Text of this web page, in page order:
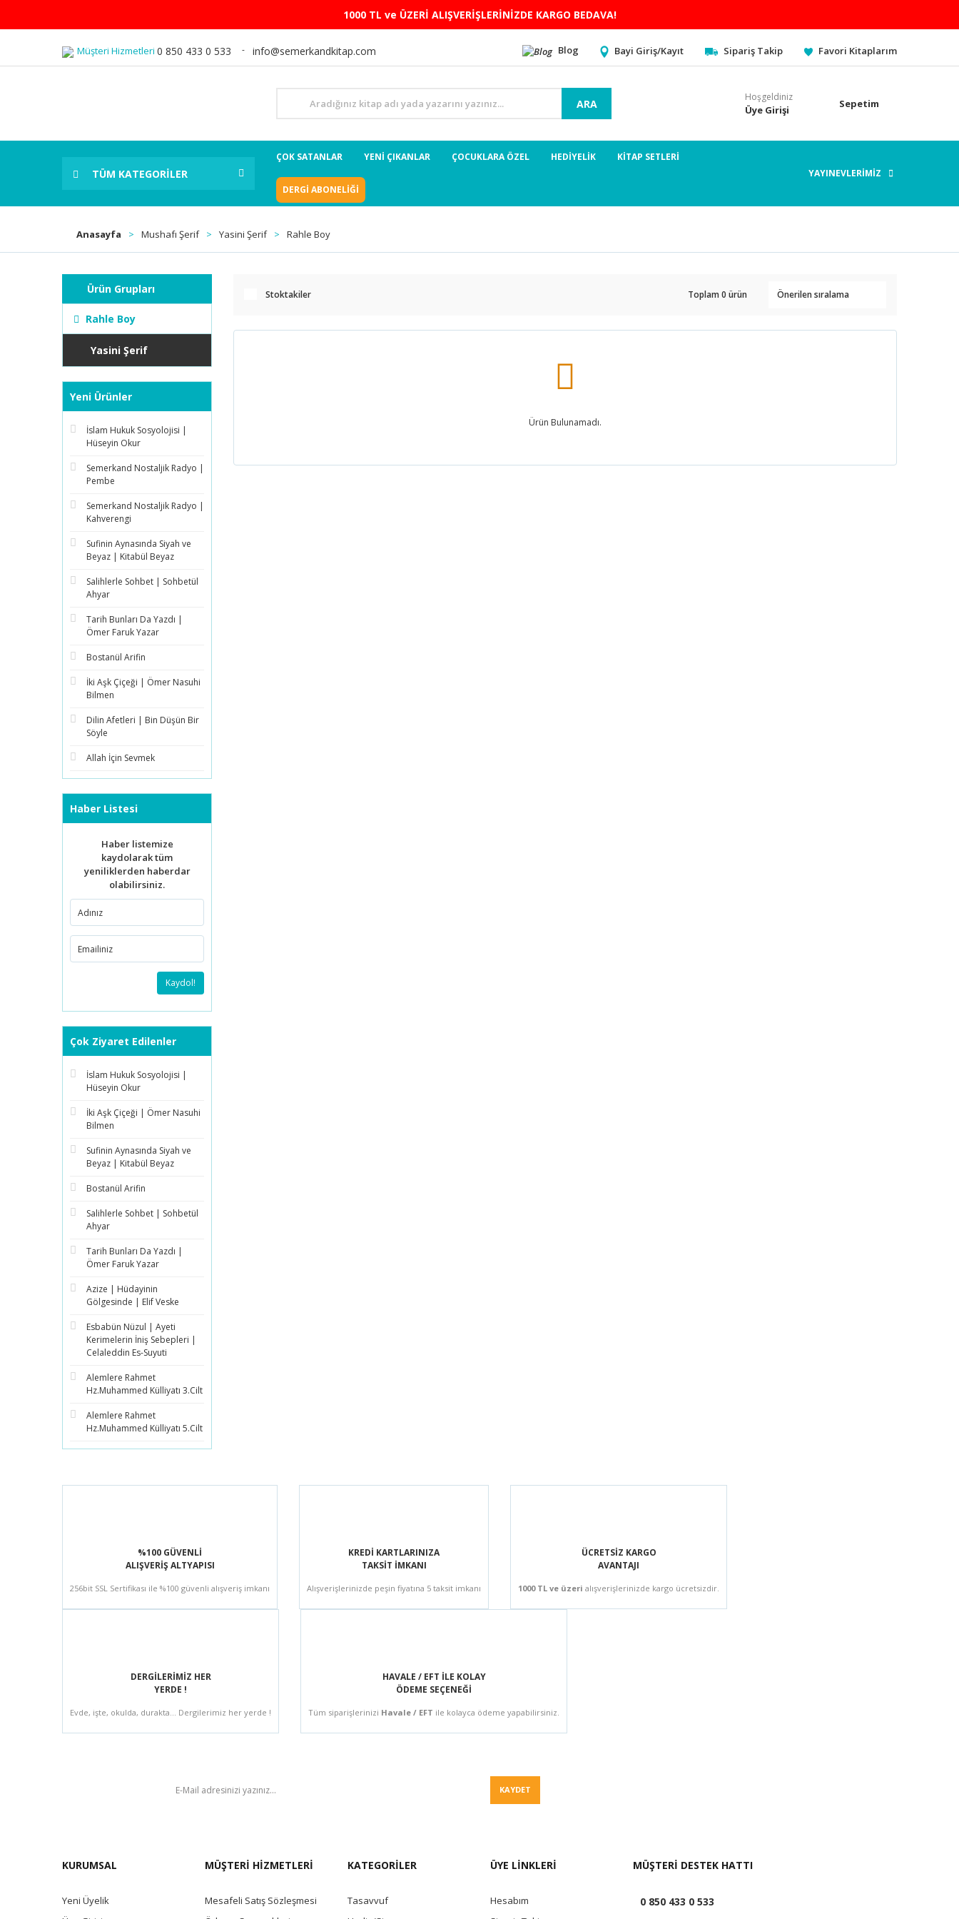
1000 TL ve ÜZERİ ALIŞVERİŞLERİNİZDE KARGO BEDAVA!
Müşteri Hizmetleri 0 850 433 0 533 info@semerkandkitap.com Blog Bayi Giriş/Kayıt Sipariş Takip Favori Kitaplarım
ARA
Hoşgeldiniz
Üye Girişi Sepetim
TÜM KATEGORİLER
ÇOK SATANLAR YENİ ÇIKANLAR ÇOCUKLARA ÖZEL HEDİYELİK KİTAP SETLERİ
DERGİ ABONELİĞİ
YAYINEVLERİMİZ
Anasayfa Mushafı Şerif Yasini Şerif Rahle Boy
Ürün Grupları
Rahle Boy
Yasini Şerif
Yeni Ürünler
İslam Hukuk Sosyolojisi |
Hüseyin Okur
Semerkand Nostaljik Radyo |
Pembe
Semerkand Nostaljik Radyo |
Kahverengi
Sufinin Aynasında Siyah ve
Beyaz | Kitabül Beyaz
Salihlerle Sohbet | Sohbetül
Ahyar
Tarih Bunları Da Yazdı |
Ömer Faruk Yazar
Bostanül Arifin
İki Aşk Çiçeği | Ömer Nasuhi
Bilmen
Dilin Afetleri | Bin Düşün Bir
Söyle
Allah İçin Sevmek
Haber Listesi
Haber listemize
kaydolarak tüm
yeniliklerden haberdar
olabilirsiniz.
Kaydol!
Çok Ziyaret Edilenler
İslam Hukuk Sosyolojisi |
Hüseyin Okur
İki Aşk Çiçeği | Ömer Nasuhi
Bilmen
Sufinin Aynasında Siyah ve
Beyaz | Kitabül Beyaz
Bostanül Arifin
Salihlerle Sohbet | Sohbetül
Ahyar
Tarih Bunları Da Yazdı |
Ömer Faruk Yazar
Azize | Hüdayinin
Gölgesinde | Elif Veske
Esbabün Nüzul | Ayeti
Kerimelerin İniş Sebepleri |
Celaleddin Es-Suyuti
Alemlere Rahmet
Hz.Muhammed Külliyatı 3.Cilt
Alemlere Rahmet
Hz.Muhammed Külliyatı 5.Cilt
Stoktakiler Toplam 0 ürün
Ürün Bulunamadı.
%100 GÜVENLİ
ALIŞVERİŞ ALTYAPISI
256bit SSL Sertifikası ile %100 güvenli alışveriş imkanı
KREDİ KARTLARINIZA
TAKSİT İMKANI
Alışverişlerinizde peşin fiyatına 5 taksit imkanı
ÜCRETSİZ KARGO
AVANTAJI
1000 TL ve üzeri alışverişlerinizde kargo ücretsizdir.
DERGİLERİMİZ HER
YERDE !
Evde, işte, okulda, durakta... Dergilerimiz her yerde !
HAVALE / EFT İLE KOLAY
ÖDEME SEÇENEĞİ
Tüm siparişlerinizi Havale / EFT ile kolayca ödeme yapabilirsiniz.
KAYDET
KURUMSAL
Yeni Üyelik
MÜŞTERİ HİZMETLERİ
Mesafeli Satış Sözleşmesi
KATEGORİLER
Tasavvuf
ÜYE LİNKLERİ
Hesabım
MÜŞTERİ DESTEK HATTI
0 850 433 0 533